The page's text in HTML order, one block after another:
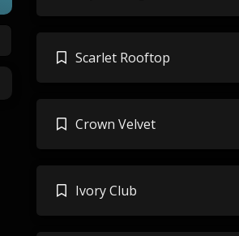
Scarlet Rooftop
Crown Velvet
Ivory Club